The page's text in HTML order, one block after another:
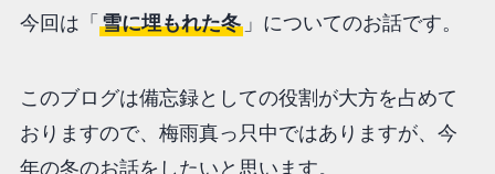
今回は「 雪に埋もれた冬」についてのお話です。
このブログは備忘録としての役割が大方を占めて
おりますので、梅雨真っ只中ではありますが、今
年の冬のお話をしたいと思います。